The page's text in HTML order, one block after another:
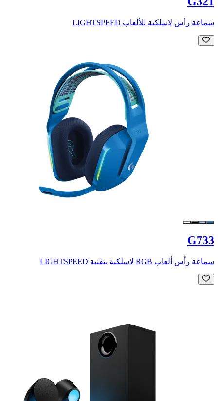
سماعة رأس لاسلكية للألعاب LIGHTSPEED
G733
سماعة رأس ألعاب RGB لاسلكية بتقنية LIGHTSPEED